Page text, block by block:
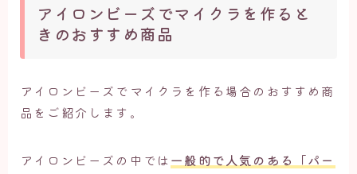
アイロンビーズでマイクラを作ると
きのおすすめ商品
アイロンビーズでマイクラを作る場合のおすすめ商
品をご紹介します。
アイロンビーズの中では一般的で人気のある「パー